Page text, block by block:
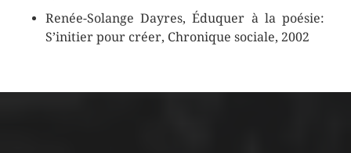
Renée-Solange Dayres, Éduquer à la poésie:
S’initier pour créer, Chronique sociale, 2002